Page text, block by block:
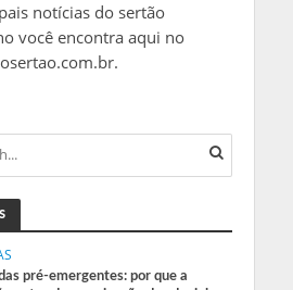
notícias do sertão
você encontra aqui no
pré-emergentes: por que a